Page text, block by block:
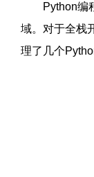
Python编程
域。对于全栈
理了几个